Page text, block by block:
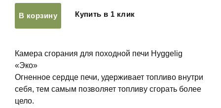
В корзину Купить в 1 клик
Камера сгорания для походной печи Hyggelig
«Эко»
Огненное сердце печи, удерживает топливо внутри
себя, тем самым позволяет топливу сгорать более
цело.